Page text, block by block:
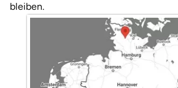
bleiben.